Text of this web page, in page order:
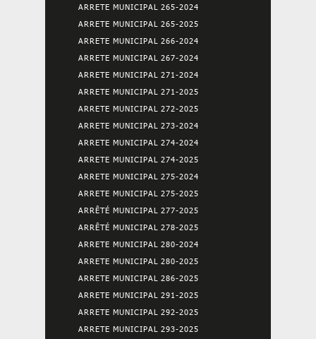
ARRETE MUNICIPAL 265-2024
ARRETE MUNICIPAL 265-2025
ARRETE MUNICIPAL 266-2024
ARRETE MUNICIPAL 267-2024
ARRETE MUNICIPAL 271-2024
ARRETE MUNICIPAL 271-2025
ARRETE MUNICIPAL 272-2025
ARRETE MUNICIPAL 273-2024
ARRETE MUNICIPAL 274-2024
ARRETE MUNICIPAL 274-2025
ARRETE MUNICIPAL 275-2024
ARRETE MUNICIPAL 275-2025
ARRÊTÉ MUNICIPAL 277-2025
ARRÊTÉ MUNICIPAL 278-2025
ARRETE MUNICIPAL 280-2024
ARRETE MUNICIPAL 280-2025
ARRETE MUNICIPAL 286-2025
ARRETE MUNICIPAL 291-2025
ARRETE MUNICIPAL 292-2025
ARRETE MUNICIPAL 293-2025